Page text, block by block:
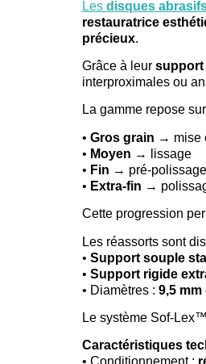
Les disques
restauratrice
précieux.
Grâce à leur support
interproximales ou
La gamme repose
• Gros grain → mise
• Moyen → lissage
• Fin → pré-polissage
• Extra-fin →
Cette progression
Les réassorts sont
• Support souple
• Support rigide
• Diamètres : 9,5 mm
Le système Sof-
Caractéristiques